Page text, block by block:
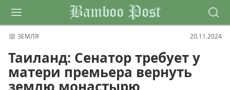
Bamboo Post
ЗЕМЛЯ 20.11.2024
Таиланд: Сенатор требует у
матери премьера вернуть
землю монастырю